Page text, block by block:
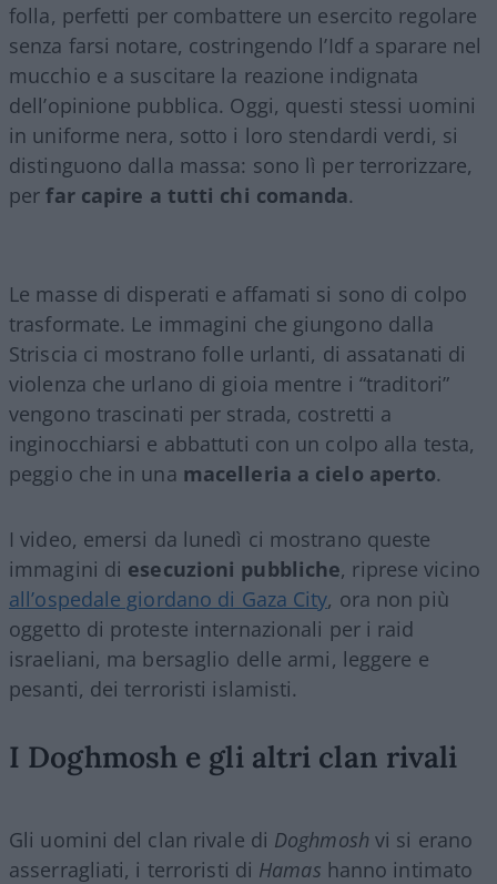
folla, perfetti per combattere un esercito regolare
senza farsi notare, costringendo l’Idf a sparare nel
mucchio e a suscitare la reazione indignata
dell’opinione pubblica. Oggi, questi stessi uomini
in uniforme nera, sotto i loro stendardi verdi, si
distinguono dalla massa: sono lì per terrorizzare,
perfar capire a tutti chi comanda.
Le masse di disperati e affamati si sono di colpo
trasformate. Le immagini che giungono dalla
Striscia ci mostrano folle urlanti, di assatanati di
violenza che urlano di gioia mentre i “traditori”
vengono trascinati per strada, costretti a
inginocchiarsi e abbattuti con un colpo alla testa,
peggio che in una macelleria a cielo aperto.
I video, emersi da lunedì ci mostrano queste
immagini di esecuzioni pubbliche, riprese vicino
all’ospedale giordano di Gaza City, ora non più
oggetto di proteste internazionali per i raid
israeliani, ma bersaglio delle armi, leggere e
pesanti, dei terroristi islamisti.
I Doghmosh e gli altri clan rivali
Gli uomini del clan rivale di Doghmosh vi si erano
asserragliati, i terroristi di Hamas hanno intimato